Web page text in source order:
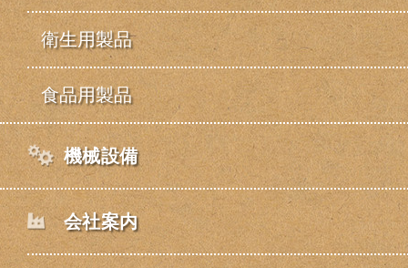
衛生用製品
食品用製品
機械設備
会社案内